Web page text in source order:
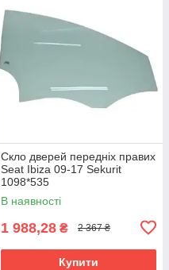
Скло дверей передніх правих
Seat Ibiza 09-17 Sekurit
1098*535
В наявності
1 988,28 ₴ 2 367 ₴
Купити